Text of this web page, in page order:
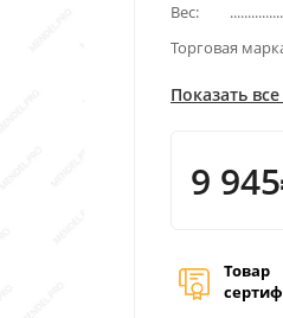
Вес:
Торговая
Показать
9
Товар